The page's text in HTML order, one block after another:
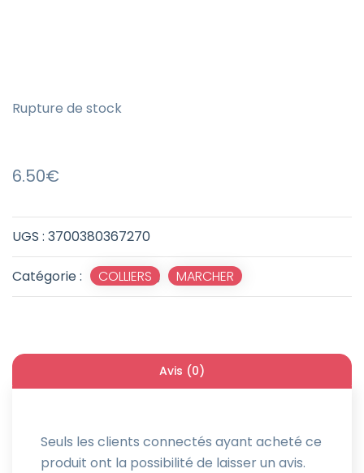
UGS : 3700380367270
Catégorie : COLLIERS , MARCHER
6.50€
Rupture de stock
Avis (0)
Seuls les clients connectés ayant acheté ce
produit ont la possibilité de laisser un avis.